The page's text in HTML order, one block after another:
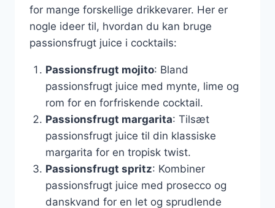
for mange forskellige drikkevarer. Her er
nogle ideer til, hvordan du kan bruge
passionsfrugt juice i cocktails:
Passionsfrugt mojito: Bland
passionsfrugt juice med mynte, lime og
rom for en forfriskende cocktail.
Passionsfrugt margarita: Tilsæt
passionsfrugt juice til din klassiske
margarita for en tropisk twist.
Passionsfrugt spritz: Kombiner
passionsfrugt juice med prosecco og
danskvand for en let og sprudlende